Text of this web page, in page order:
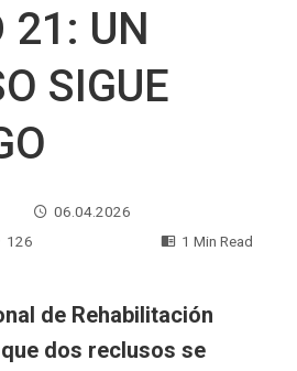
21: UN
SIGUE
06.04.2026
126 1 Min Read
de Rehabilitación
dos reclusos se